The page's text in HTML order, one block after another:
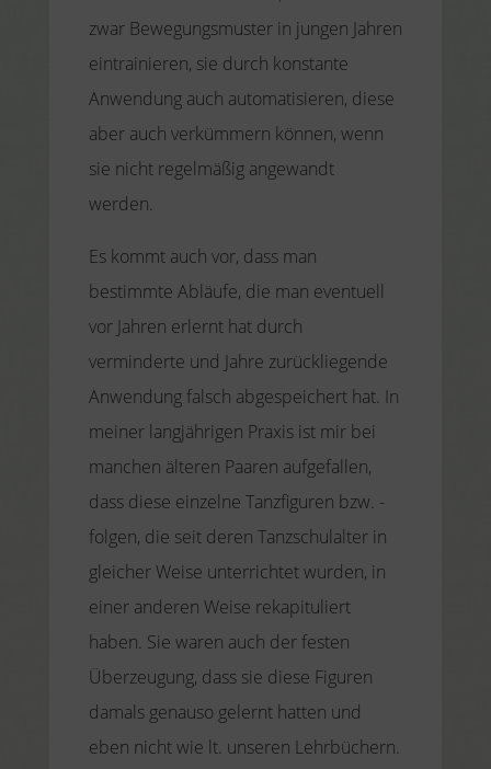
zwar Bewegungsmuster in jungen Jahren
eintrainieren, sie durch konstante
Anwendung auch automatisieren, diese
aber auch verkümmern können, wenn
sie nicht regelmäßig angewandt
werden.
Es kommt auch vor, dass man
bestimmte Abläufe, die man eventuell
vor Jahren erlernt hat durch
verminderte und Jahre zurückliegende
Anwendung falsch abgespeichert hat. In
meiner langjährigen Praxis ist mir bei
manchen älteren Paaren aufgefallen,
dass diese einzelne Tanzfiguren bzw. -
folgen, die seit deren Tanzschulalter in
gleicher Weise unterrichtet wurden, in
einer anderen Weise rekapituliert
haben. Sie waren auch der festen
Überzeugung, dass sie diese Figuren
damals genauso gelernt hatten und
eben nicht wie lt. unseren Lehrbüchern.